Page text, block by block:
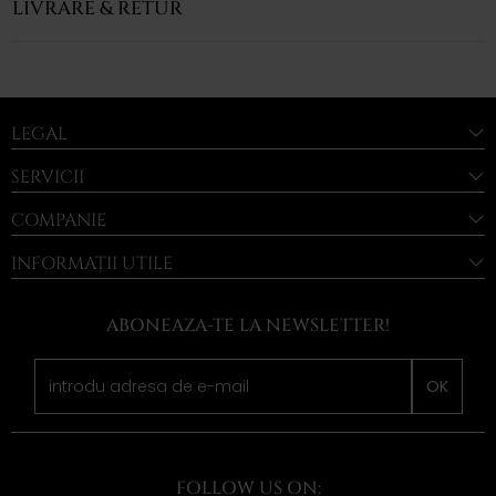
LIVRARE & RETUR
LEGAL
SERVICII
COMPANIE
INFORMAȚII UTILE
ABONEAZA-TE LA NEWSLETTER!
OK
FOLLOW US ON: